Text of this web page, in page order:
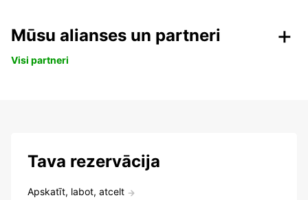
Mūsu alianses un partneri
Visi partneri
Tava rezervācija
Apskatīt, labot, atcelt